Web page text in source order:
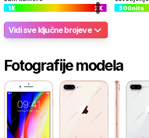
1X 2X
300nits
Vidi sve ključne brojeve
Fotografije modela